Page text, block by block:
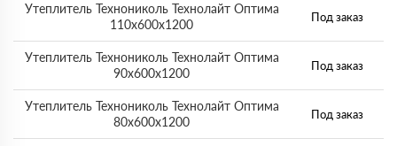
Утеплитель Технониколь Технолайт Оптима
110х600х1200
Под заказ
Утеплитель Технониколь Технолайт Оптима
90х600х1200
Под заказ
Утеплитель Технониколь Технолайт Оптима
80х600х1200
Под заказ